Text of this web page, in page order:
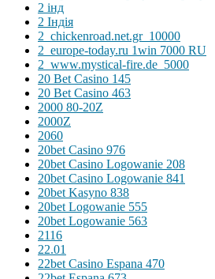
2 інд
2 Індія
2_chickenroad.net.gr_10000
2_europe-today.ru 1win 7000 RU
2_www.mystical-fire.de_5000
20 Bet Casino 145
20 Bet Casino 463
2000 80-20Z
2000Z
2060
20bet Casino 976
20bet Casino Logowanie 208
20bet Casino Logowanie 841
20bet Kasyno 838
20bet Logowanie 555
20bet Logowanie 563
2116
22.01
22bet Casino Espana 470